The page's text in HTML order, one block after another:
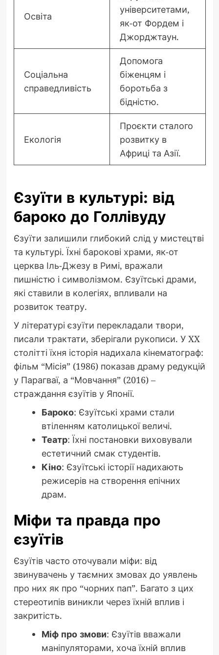
Освіта
університетами,
як-от Фордем і
Джорджтаун.
Соціальна
справедливість
Допомога
біженцям і
боротьба з
бідністю.
Екологія
Проєкти сталого
розвитку в
Африці та Азії.
Єзуїти в культурі: від
бароко до Голлівуду
Єзуїти залишили глибокий слід у мистецтві
та культурі. Їхні барокові храми, як-от
церква Іль-Джезу в Римі, вражали
пишністю і символізмом. Єзуїтські драми,
які ставили в колегіях, впливали на
розвиток театру.
У літературі єзуїти перекладали твори,
писали трактати, зберігали рукописи. У XX
столітті їхня історія надихала кінематограф:
фільм “Місія” (1986) показав драму редукцій
у Парагваї, а “Мовчання” (2016) –
страждання єзуїтів у Японії.
Бароко: Єзуїтські храми стали
втіленням католицької величі.
Театр: Їхні постановки виховували
естетичний смак студентів.
Кіно: Єзуїтські історії надихають
режисерів на створення епічних
драм.
Міфи та правда про
єзуїтів
Єзуїтів часто оточували міфи: від
звинувачень у таємних змовах до уявлень
про них як про “чорних пап”. Багато з цих
стереотипів виникли через їхній вплив і
закритість.
Міф про змови: Єзуїтів вважали
маніпуляторами, хоча їхній вплив